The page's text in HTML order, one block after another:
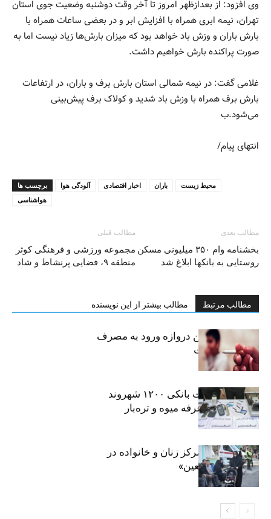
وی افزود: از بعدازظهر امروز تا آخر وقت دوشنبه وضعیت جوی استان
تهران، نیمه ابری همراه با افزایش ابر و در بعضی ساعات همراه با
بارش باران و وزش باد خواهد بود که میزان بارش‌ها زیاد نیست اما به
صورت پراکنده بارش خواهیم داشت.
غلامی گفت: در نیمه شمالی استان بارش برف و باران، در ارتفاعات
بارش برف همراه با وزش باد شدید و کولاک برف پیش‌بینی
می‌شود.ب
انتهای پیام/
برچسب ها آلودگی هوا اخبار اقتصادی باران
محیط زیست
هواشناسی
مطالب قبلی
مجموعه ورزشی و فرهنگی کوثر
منطقه ۹، فضایی پرنشاط و شاد
مطالب بعدی
بخشنامه وام ۳۵۰ میلیونی مسکن
روستایی به بانکها ابلاغ شد
مطالب مرتبط مطالب بیشتر از این نویسنده
سیگار، مهمترین دروازه ورود به مصرف
موادمخدر است
افشای اطلاعات بانکی ۱۲۰۰ شهروند
تهرانی در یک غرفه میوه و تره‌بار
روایت حضور مرکز زنان و خانواده در
«جاماندگان اربعین»